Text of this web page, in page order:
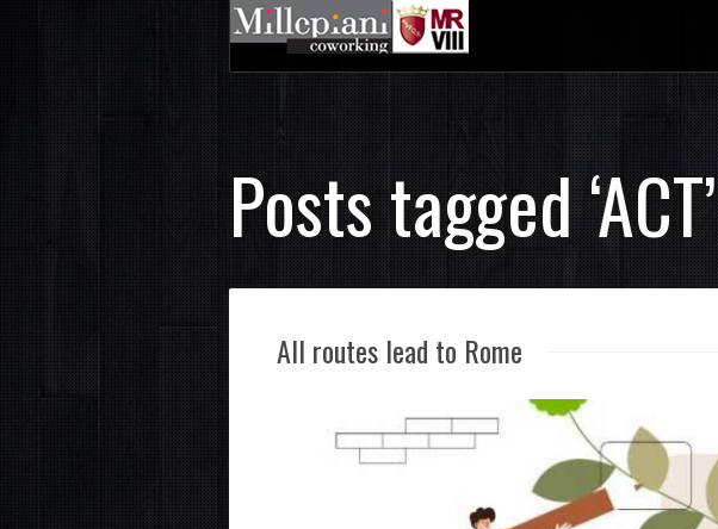
Posts tagged ‘ACT’
All routes lead to Rome